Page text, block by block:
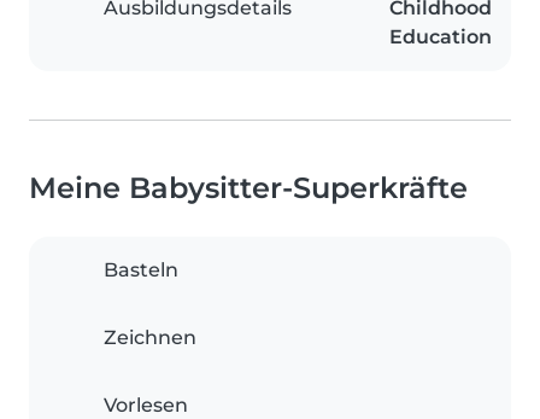
Ausbildungsdetails
Childhood
Education
Meine Babysitter-Superkräfte
Basteln
Zeichnen
Vorlesen